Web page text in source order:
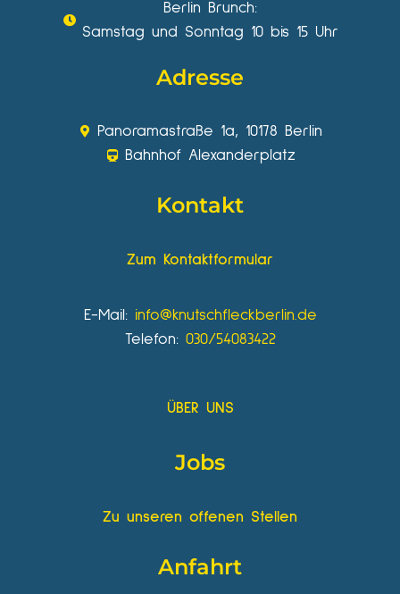
Berlin Brunch:
Samstag und Sonntag 10 bis 15 Uhr
Adresse
Panoramastraße 1a, 10178 Berlin
Bahnhof Alexanderplatz
Kontakt
Zum Kontaktformular
E-Mail: info@knutschfleckberlin.de
Telefon: 030/54083422
ÜBER UNS
Jobs
Zu unseren offenen Stellen
Anfahrt